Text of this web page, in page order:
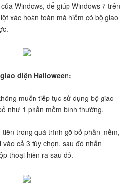
Windows, để giúp Windows 7 trên
xác hoàn toàn mà hiếm có bộ giao
diện Halloween:
muốn tiếp tục sử dụng bộ giao
như 1 phần mềm bình thường.
trong quá trình gỡ bỏ phần mềm,
cả 3 tùy chọn, sau đó nhấn
thoại hiện ra sau đó.